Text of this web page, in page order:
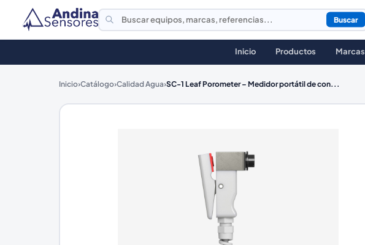
Buscar
Inicio Productos Marcas
Inicio›Catálogo›Calidad Agua›SC-1 Leaf Porometer – Medidor portátil de con...